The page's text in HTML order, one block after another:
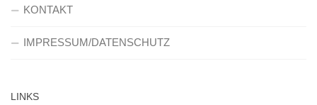
KONTAKT
IMPRESSUM/DATENSCHUTZ
LINKS